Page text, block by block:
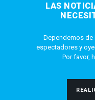
LAS
Dependemos
espectadores y
Por favor,